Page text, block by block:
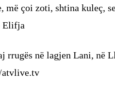
më çoi zoti, shtina kuleç,
Elifja
rrugës në lagjen Lani, në
atvlive.tv